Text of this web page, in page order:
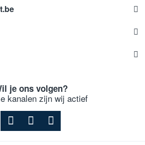
je ons volgen?
kanalen zijn wij actief